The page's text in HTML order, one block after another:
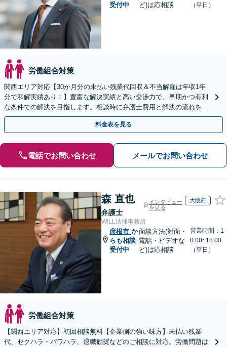
受付中
ど)は応相談
（平日）
労働組合対策
関西エリア対応【30か月分の未払い残業代回収＆不当解雇は年収1年
分で和解実績あり！】豊富な解決実績と高い交渉力で、早期かつ有利
な条件での解決を目指します。相談時に弁護士費用と解決の流れを丁
寧に説明いたしますので、安心してお問い合わせ下さい。
料金表を見る
電話でお問い合わせ メールでお問い合わせ
森 直也
弁護士
インタビュー
を見る
大阪府
WILL法律事務所
彦根市 か
らも相談
受付中
面談方法(対面・
電話・ビデオな
ど)は応相談
営業時間：1
0:00~18:00
（平日）
労働組合対策
【関西エリア対応】初回相談無料【企業側の強い味方】未払い残業
代、セクハラ・パワハラ、退職勧奨などのご相談に対応。労働問題は